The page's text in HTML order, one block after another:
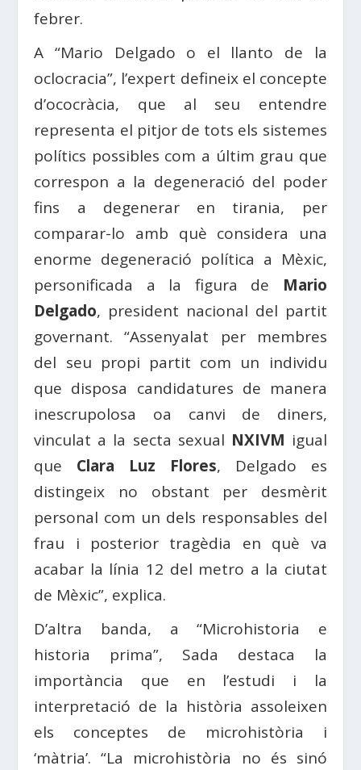
febrer.
A “Mario Delgado o el llanto de la
oclocracia”, l’expert defineix el concepte
d’ococràcia, que al seu entendre
representa el pitjor de tots els sistemes
polítics possibles com a últim grau que
correspon a la degeneració del poder
fins a degenerar en tirania, per
comparar-lo amb què considera una
enorme degeneració política a Mèxic,
personificada a la figura de Mario
Delgado, president nacional del partit
governant. “Assenyalat per membres
del seu propi partit com un individu
que disposa candidatures de manera
inescrupolosa oa canvi de diners,
vinculat a la secta sexual NXIVM igual
que Clara Luz Flores, Delgado es
distingeix no obstant per desmèrit
personal com un dels responsables del
frau i posterior tragèdia en què va
acabar la línia 12 del metro a la ciutat
de Mèxic”, explica.
D’altra banda, a “Microhistoria e
historia prima”, Sada destaca la
importància que en l’estudi i la
interpretació de la història assoleixen
els conceptes de microhistòria i
‘màtria’. “La microhistòria no és sinó